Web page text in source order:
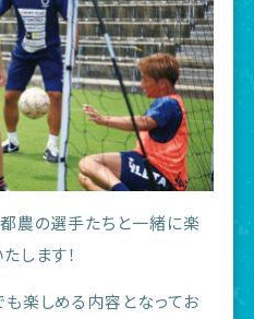
農の選手たちと一緒に楽
します！
楽しめる内容となってお